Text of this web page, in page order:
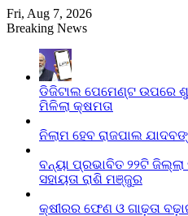
Skip
to
Fri, Aug 7, 2026
Breaking News
ଡିଜିଟାଲ ପେମେଣ୍ଟ ଉପରେ
ମିଳିଲା କ୍ଷମତା
ନିଲାମ ହେବ ରାଜପାଲ
ବନ୍ୟା ପ୍ରଭାବିତ ୨୨ଟି
ସହାୟତା ରାଶି ମଞ୍ଜୁର
କ୍ଷୀରର ଫେଣ ଓ ଗାଢ଼ତା